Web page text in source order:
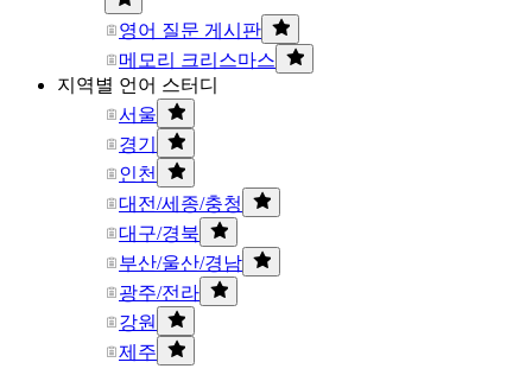
영어 질문 게시판
메모리 크리스마스
지역별 언어 스터디
서울
경기
인천
대전/세종/충청
대구/경북
부산/울산/경남
광주/전라
강원
제주